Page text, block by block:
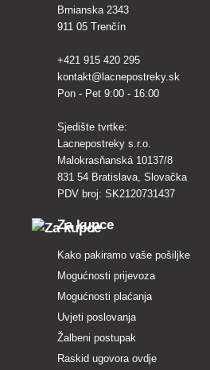
Brnianska 2343
911 05 Trenčín
+421 915 420 295
kontakt@lacnepostreky.sk
Pon - Pet 9:00 - 16:00
Sjedište tvrtke:
Lacnepostreky s.r.o.
Malokrasňanská 10137/8
831 54 Bratislava, Slovačka
PDV broj: SK2120731437
Za kupce
Kako pakiramo vaše pošiljke
Mogućnosti prijevoza
Mogućnosti plaćanja
Uvjeti poslovanja
Žalbeni postupak
Raskid ugovora ovdje